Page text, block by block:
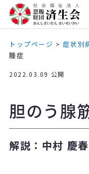
トップページ >症状別
腫症
2022.03.09 公開
胆のう腺
解説：中村 慶